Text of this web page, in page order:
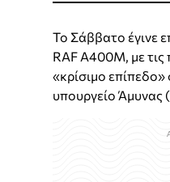
Το Σάββατο έγινε
RAF A400M, με τις
«κρίσιμο
υπουργείο Άμυνας